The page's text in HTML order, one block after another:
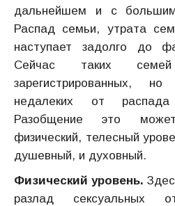
дальнейшем и с
Распад семьи, утрата
наступает задолго до
Сейчас таких
зарегистрированных,
недалеких от
Разобщение это
физический, телесный
душевный, и духовный.
Физический уровень.
разлад сексуальных